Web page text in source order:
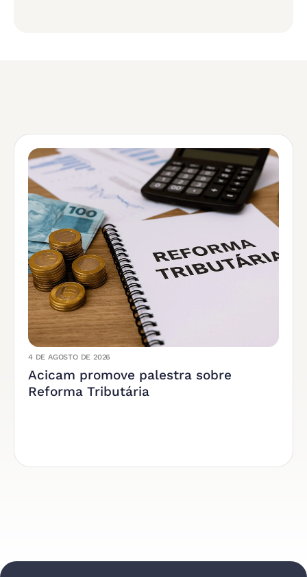
4 DE AGOSTO DE 2026
Acicam promove palestra sobre
Reforma Tributária